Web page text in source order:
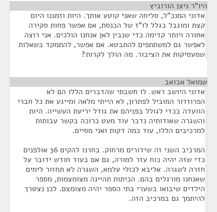
היו"ר ניצן הורוביץ
אדוני המנכ"ל, סליחה שאני קוטע אותך. היות וזמננו היום
קצת ומוגבל בגלל לו"ז של הכנסת, אם אפשר פחות סקירה
אחורה ויותר קדימה כדי שנבין לאן אנחנו הולכים. אני רוצה
לאפשר גם למשתתפים להתבטא. אם אפשר, להתמקד בשאלות
שמעסיקות את הציבור. מה הולך לקרות?
שמואל אבואב
אדוני היושב ראש. לו חשבתי שהדברים הללו הם לא
הפרוזדור המוביל לפתרון, לא הייתי מלאה ומייגע את כל חברי
הוועדה בכדי לגולל בפניהם את גודל יריעת העשייה. היות
והשגרה שאודותיה נדבר עוד מעט כרוכה בקשר עבותות
למרכיבים הללו, עוד כמה דקות ואני מסיים.
המרכיב השני זה שידורים מרחוק. בחרנו להקים 36 אולפנים
כדי שזה יהיה כוח עזר למורה, גם אם בעוד חודש ידובר על
חזרה לשגרה. אליבא לכולי עלמא, השגרה לא תחזור לימים
שאנחנו מורגלים בהם. הכיתות תהיינה מצומצמות, מספר
הילדים שיבואו בשערי בתי הספר יהיה מצומצם. לכן נצטרך
להיתמך גם במרכיב הזה.